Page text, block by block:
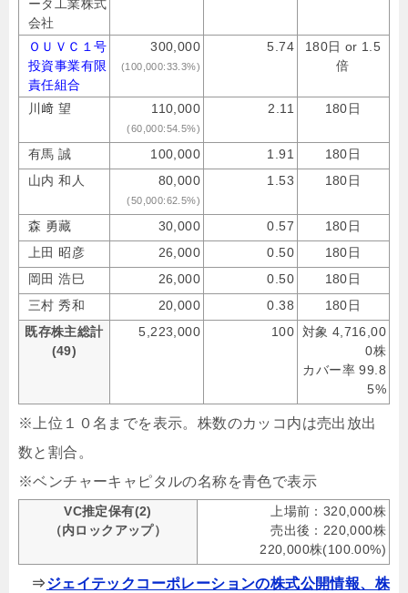
ータ工業株式
会社
ＯＵＶＣ１号
投資事業有限
責任組合
300,000
(100,000:33.3%)
5.74
180日 or 1.5
倍
川﨑 望 110,000
(60,000:54.5%)
2.11 180日
有馬 誠 100,000 1.91
180日
山内 和人
80,000
(50,000:62.5%)
1.53 180日
森 勇藏 30,000 0.57
180日
上田 昭彦
26,000 0.50
180日
岡田 浩巳
26,000 0.50
180日
三村 秀和
20,000 0.38
180日
既存株主総計
(49)
5,223,000 100 対象 4,716,00
0株
カバー率 99.8
5%
※上位１０名までを表示。株数のカッコ内は売出放出
数と割合。
※ベンチャーキャピタルの名称を青色で表示
VC推定保有(2)
（内ロックアップ）
上場前：320,000株
売出後：220,000株
220,000株(100.00%)
⇒ジェイテックコーポレーションの株式公開情報、株